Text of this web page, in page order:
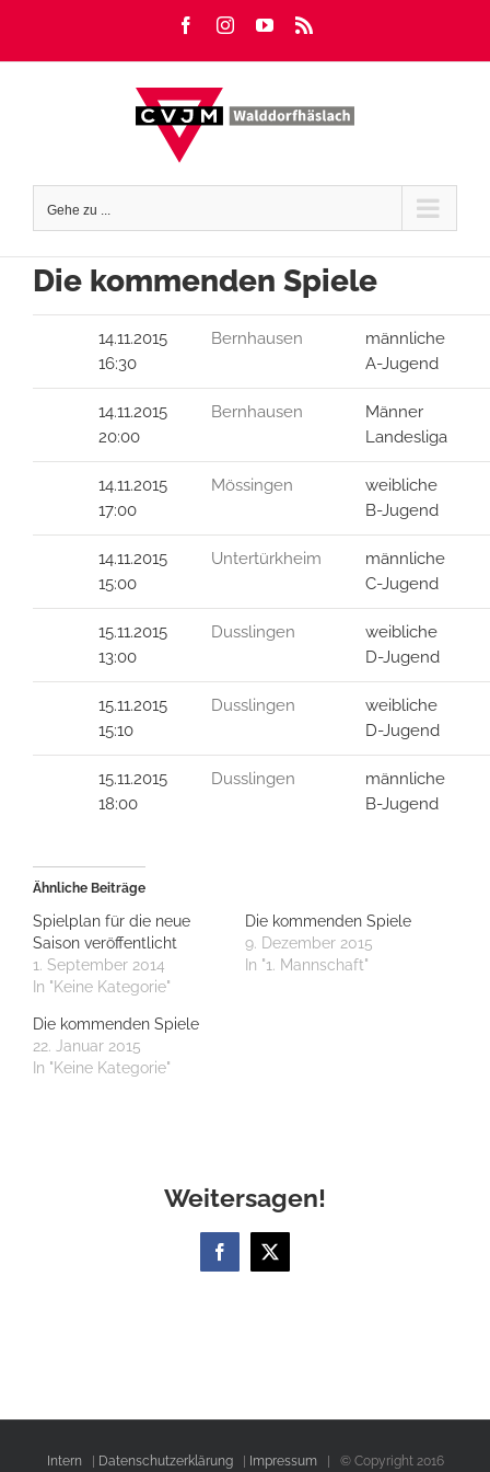
FacebookInstagramYouTube
Gehe zu ...
Die kommenden Spiele
14.11.2015
16:30
Bernhausen
männliche
A-Jugend
14.11.2015
20:00
Bernhausen
Männer
Landesliga
14.11.2015
17:00
Mössingen
weibliche
B-Jugend
14.11.2015
15:00
Untertürkheim
männliche
C-Jugend
15.11.2015
13:00
Dusslingen
weibliche
D-Jugend
15.11.2015
15:10
Dusslingen
weibliche
D-Jugend
15.11.2015
18:00
Dusslingen
männliche
B-Jugend
Ähnliche Beiträge
Spielplan für die neue
Saison veröffentlicht
1. September 2014
In "Keine Kategorie"
Die kommenden Spiele
9. Dezember 2015
In "1. Mannschaft"
Die kommenden Spiele
22. Januar 2015
In "Keine Kategorie"
Weitersagen!
Facebook
X
Intern Datenschutzerklärung| Impressum| © Copyright 2016